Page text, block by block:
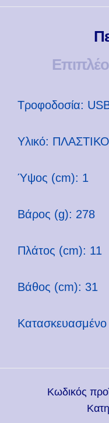
Τροφοδοσία:
Υλικό: ΠΛΑΣΤΙΚΟ
Ύψος (cm): 1
Βάρος (g): 278
Πλάτος (cm): 11
Βάθος (cm): 31
Κατασκευασμένο
Κωδικός